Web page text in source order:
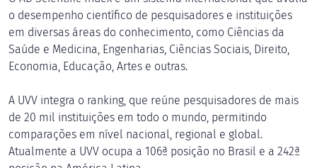
o desempenho científico de pesquisadores e instituições
em diversas áreas do conhecimento, como Ciências da
Saúde e Medicina, Engenharias, Ciências Sociais, Direito,
Economia, Educação, Artes e outras.
A UVV integra o ranking, que reúne pesquisadores de mais
de 20 mil instituições em todo o mundo, permitindo
comparações em nível nacional, regional e global.
Atualmente a UVV ocupa a 106ª posição no Brasil e a 242ª